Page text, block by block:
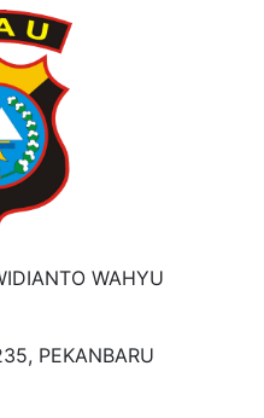
WAHYU
PEKANBARU